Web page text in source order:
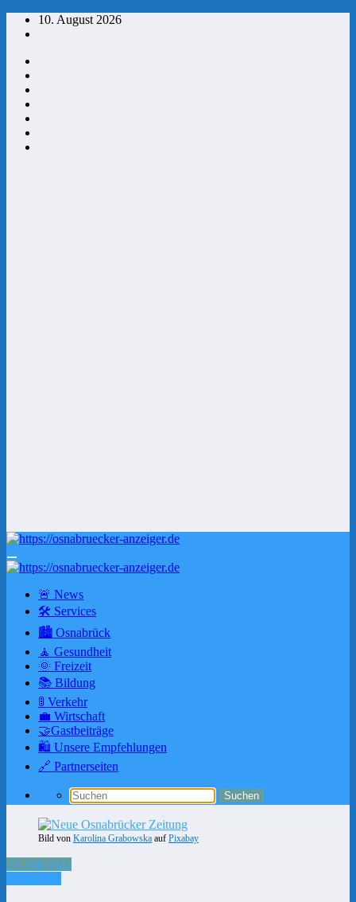
Zum
Inhalt
10. August 2026
🚨 News
🛠 Services
🏙️ Osnabrück
🧘 Gesundheit
🌞 Freizeit
📚 Bildung
🚦 Verkehr
💼 Wirtschaft
🤝Gastbeiträge
🛍️ Unsere Empfehlungen
🔗 Partnerseiten
Bild von Karolina Grabowska auf Pixabay
25. Juli 2024